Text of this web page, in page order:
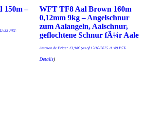
150m –
PST-
WFT TF8 Aal Brown 160m
0,12mm 9kg – Angelschnur
zum Aalangeln, Aalschnur,
geflochtene Schnur fÃ¼r Aale
Amazon.de Price: 13,94€(as of 12/10/2025 11:48 PST-
Details)